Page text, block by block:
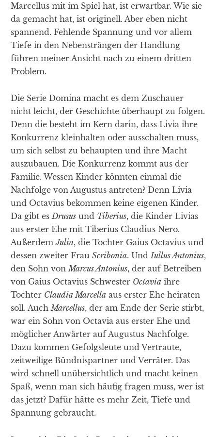
Marcellus mit im Spiel hat, ist erwartbar. Wie sie
da gemacht hat, ist originell. Aber eben nicht
spannend. Fehlende Spannung und vor allem
Tiefe in den Nebensträngen der Handlung
führen meiner Ansicht nach zu einem dritten
Problem.
Die Serie Domina macht es dem Zuschauer
nicht leicht, der Geschichte überhaupt zu folgen.
Denn die besteht im Kern darin, dass Livia ihre
Konkurrenz kleinhalten oder ausschalten muss,
um sich selbst zu behaupten und ihre Macht
auszubauen. Die Konkurrenz kommt aus der
Familie. Wessen Kinder könnten einmal die
Nachfolge von Augustus antreten? Denn Livia
und Octavius bekommen keine eigenen Kinder.
Da gibt esDrusus und Tiberius, die Kinder Livias
aus erster Ehe mit Tiberius Claudius Nero.
AußerdemJulia, die Tochter Gaius Octavius und
dessen zweiter FrauScribonia. UndIullus Antonius,
den Sohn vonMarcus Antonius, der auf Betreiben
von Gaius Octavius Schwester Octavia ihre
Tochter Claudia Marcella aus erster Ehe heiraten
soll. AuchMarcellus, der am Ende der Serie stirbt,
war ein Sohn von Octavia aus erster Ehe und
möglicher Anwärter auf Augustus Nachfolge.
Dazu kommen Gefolgsleute und Vertraute,
zeitweilige Bündnispartner und Verräter. Das
wird schnell unübersichtlich und macht keinen
Spaß, wenn man sich häufig fragen muss, wer ist
das jetzt? Dafür hätte es mehr Zeit, Tiefe und
Spannung gebraucht.